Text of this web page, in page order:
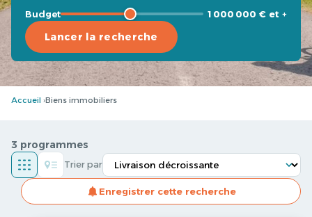
Budget 1 000 000 € et +
Lancer la recherche
Accueil Biens immobiliers
3 programmes
Enregistrer cette recherche
Trier par